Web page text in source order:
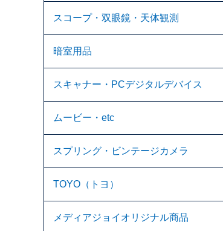
スコープ・双眼鏡・天体観測
暗室用品
スキャナー・PCデジタルデバイス
ムービー・etc
スプリング・ビンテージカメラ
TOYO（トヨ）
メディアジョイオリジナル商品